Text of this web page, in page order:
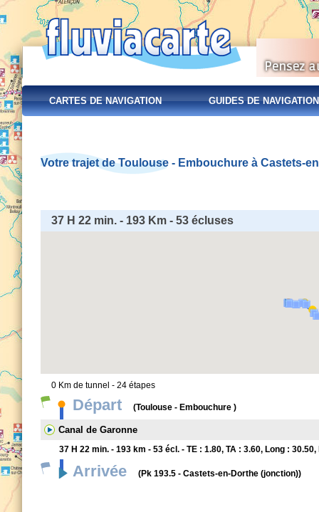
CARTES DE NAVIGATION GUIDES DE NAVIGATION
Votre trajet de Toulouse - Embouchure à Castets-
37 H 22 min. - 193 Km - 53 écluses
0 Km de tunnel - 24 étapes
Départ (Toulouse - Embouchure )
Canal de Garonne
37 H 22 min. - 193 km - 53 écl. - TE : 1.80, TA : 3.60, Long :
Arrivée (Pk 193.5 - Castets-en-Dorthe (jonction))